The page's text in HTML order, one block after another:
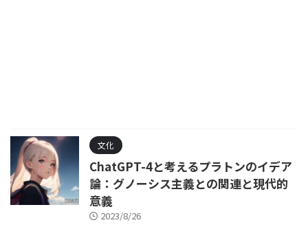
文化
ChatGPT-4と考えるプラトンのイデア
論：グノーシス主義との関連と現代的
意義
2023/8/26